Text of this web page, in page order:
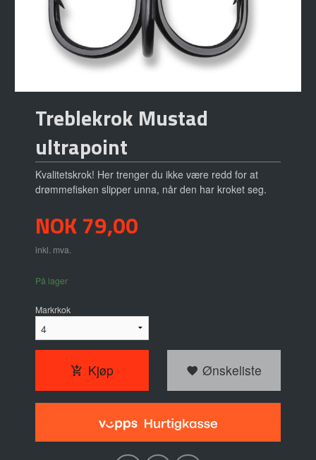
Treblekrok Mustad
ultrapoint
Kvalitetskrok! Her trenger du ikke være redd for at
drømmefisken slipper unna, når den har kroket seg.
Pris
NOK79,00
inkl. mva.
På lager
Markrkok
Kjøp Ønskeliste